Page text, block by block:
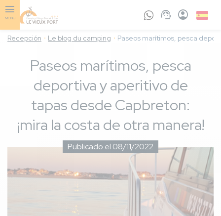
Skip
to
content
MENU
Recepción Le blog du camping Paseos marítimos, pesca
Paseos marítimos, pesca
deportiva y aperitivo de
tapas desde Capbreton:
¡mira la costa de otra manera!
Publicado el 08/11/2022